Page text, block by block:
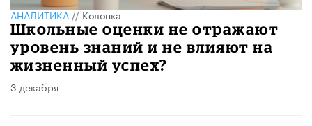
АНАЛИТИКА//Колонка
Школьные оценки не отражают
уровень знаний и не влияют на
жизненный успех?
3 декабря